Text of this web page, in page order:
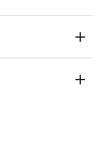
到實驗前的狀態。
置案例，在數